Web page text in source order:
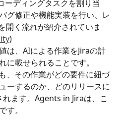
ディングタスクを割り当
グ修正や機能実装を行い、レ
開く流れが紹介されていま
)
は、AIによる作業をJiraの計
に載せられることです。
、その作業がどの要件に紐づ
ーするのか、どのリリースに
ます。Agents in Jiraは、こ
す。